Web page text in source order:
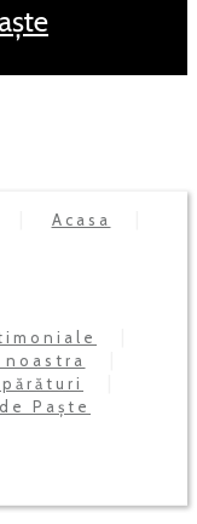
Acasa
Paște